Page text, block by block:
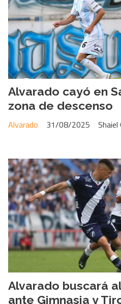
Alvarado cayó en
zona de descenso
Shaiel
Alvarado 31/08/2025
Alvarado buscará
ante Gimnasia y